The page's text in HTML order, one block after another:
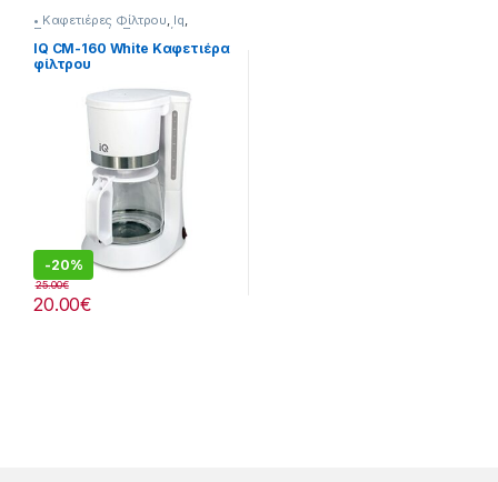
• Καφετιέρες Φίλτρου, Iq,
Προετοιμασία Πρωινού
IQ CM-160 White Καφετιέρα
φίλτρου
-20%
20.00€
25.00€